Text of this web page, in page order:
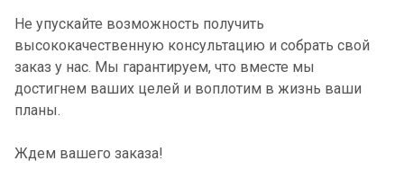
Не упускайте возможность получить
высококачественную консультацию и собрать свой
заказ у нас. Мы гарантируем, что вместе мы
достигнем ваших целей и воплотим в жизнь ваши
планы.
Ждем вашего заказа!